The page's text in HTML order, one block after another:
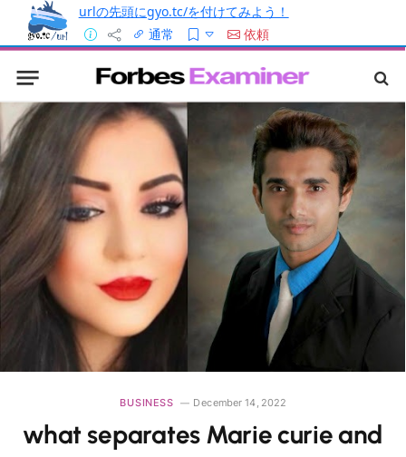
urlの先頭にgyo.tc/を付けてみよう！
通常
依頼